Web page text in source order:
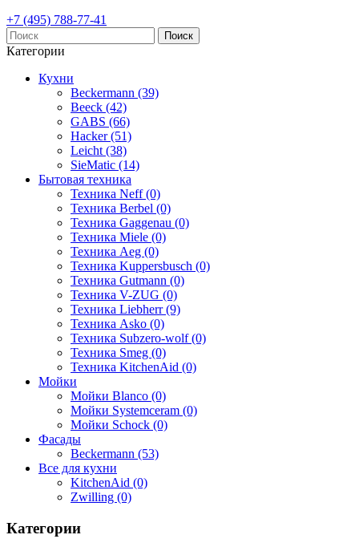
+7 (495) 788-77-41
Поиск
Категории
Кухни
Beckermann (39)
Beeck (42)
GABS (66)
Hacker (51)
Leicht (38)
SieMatic (14)
Бытовая техника
Техника Neff (0)
Техника Berbel (0)
Техника Gaggenau (0)
Техника Miele (0)
Техника Aeg (0)
Техника Kuppersbusch (0)
Техника Gutmann (0)
Техника V-ZUG (0)
Техника Liebherr (9)
Техника Asko (0)
Техника Subzero-wolf (0)
Техника Smeg (0)
Техника KitchenAid (0)
Мойки
Мойки Blanco (0)
Мойки Systemceram (0)
Мойки Schock (0)
Фасады
Beckermann (53)
Все для кухни
KitchenAid (0)
Zwilling (0)
Категории